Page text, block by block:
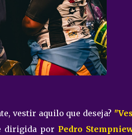
vestir aquilo que deseja?
dirigida por Pedro